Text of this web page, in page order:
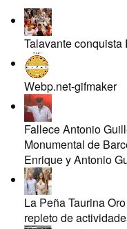
Talavante conquista
Webp.net-gifmaker
Fallece Antonio
Monumental de
Enrique y Antonio
La Peña Taurina
repleto de